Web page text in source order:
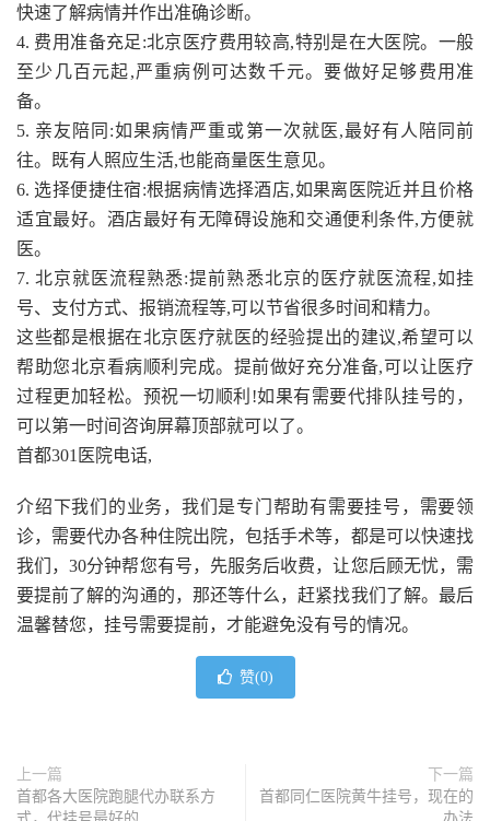
快速了解病情并作出准确诊断。
4. 费用准备充足:北京医疗费用较高,特别是在大医院。一般
至少几百元起,严重病例可达数千元。要做好足够费用准
备。
5. 亲友陪同:如果病情严重或第一次就医,最好有人陪同前
往。既有人照应生活,也能商量医生意见。
6. 选择便捷住宿:根据病情选择酒店,如果离医院近并且价格
适宜最好。酒店最好有无障碍设施和交通便利条件,方便就
医。
7. 北京就医流程熟悉:提前熟悉北京的医疗就医流程,如挂
号、支付方式、报销流程等,可以节省很多时间和精力。
这些都是根据在北京医疗就医的经验提出的建议,希望可以
帮助您北京看病顺利完成。提前做好充分准备,可以让医疗
过程更加轻松。预祝一切顺利!如果有需要代排队挂号的，
可以第一时间咨询屏幕顶部就可以了。
首都301医院电话,
介绍下我们的业务，我们是专门帮助有需要挂号，需要领
诊，需要代办各种住院出院，包括手术等，都是可以快速找
我们，30分钟帮您有号，先服务后收费，让您后顾无忧，需
要提前了解的沟通的，那还等什么，赶紧找我们了解。最后
温馨替您，挂号需要提前，才能避免没有号的情况。
赞(0)
上一篇
首都各大医院跑腿代办联系方
下一篇
首都同仁医院黄牛挂号，现在的